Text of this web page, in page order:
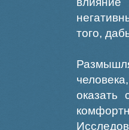
того,
оказать